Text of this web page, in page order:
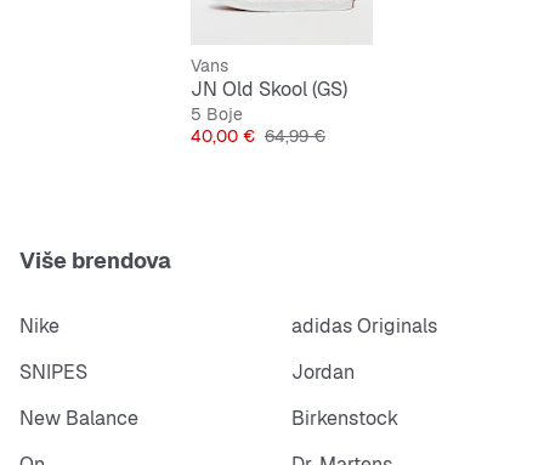
Izdržljiv, fleksibilan i neklizajući potplat
Tekstilna površina za ugodan osjećaj na nozi
Praktično vezanje vezicama
Vans
JN Old Skool (GS)
5 Boje
Cijena
40,00 € Originalna cijena
64,99 €
Više brendova
Nike
adidas Originals
SNIPES
Jordan
New Balance
Birkenstock